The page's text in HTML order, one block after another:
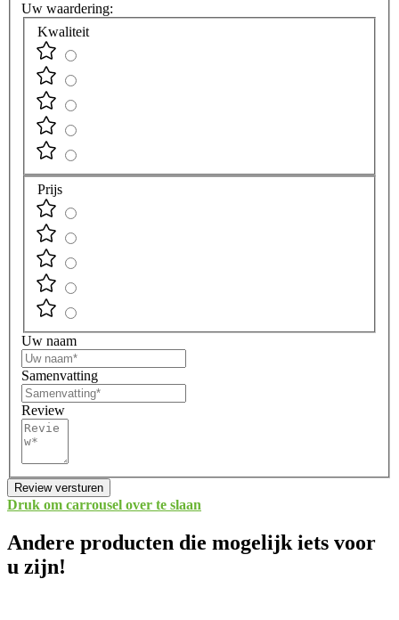
Uw waardering:
Kwaliteit
Prijs
Uw naam
Samenvatting
Review
Review versturen
Druk om carrousel over te slaan
Andere producten die mogelijk iets voor
u zijn!